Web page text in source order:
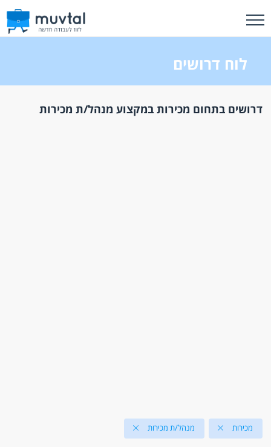
לוח דרושים
דרושים בתחום מכירות במקצוע מנהל/ת מכירות
מכירות מנהל/ת מכירות